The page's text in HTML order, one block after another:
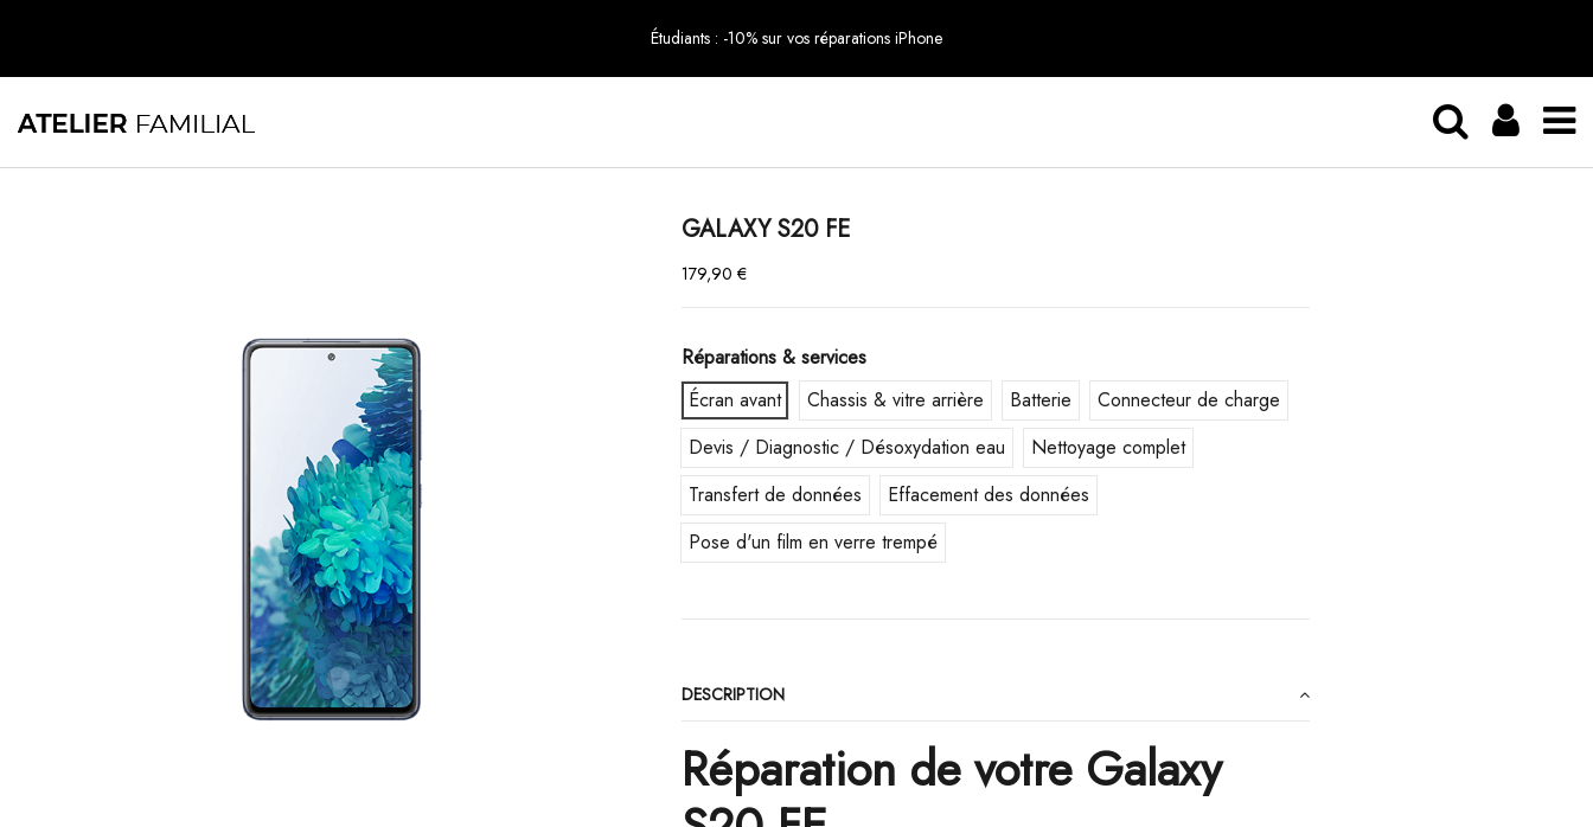
Étudiants : -10% sur vos réparations iPhone
GALAXY S20 FE
179,90 €
Réparations & services
Écran avant
Chassis & vitre arrière Batterie
Connecteur de charge
Devis / Diagnostic / Désoxydation eau
Nettoyage complet
Transfert de données
Effacement des données
Pose d'un film en verre trempé
DESCRIPTION
Réparation de votre Galaxy